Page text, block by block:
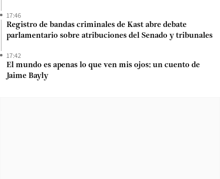
17:46
Registro de bandas criminales de Kast abre debate
parlamentario sobre atribuciones del Senado y tribunales
17:42
El mundo es apenas lo que ven mis ojos: un cuento de
Jaime Bayly